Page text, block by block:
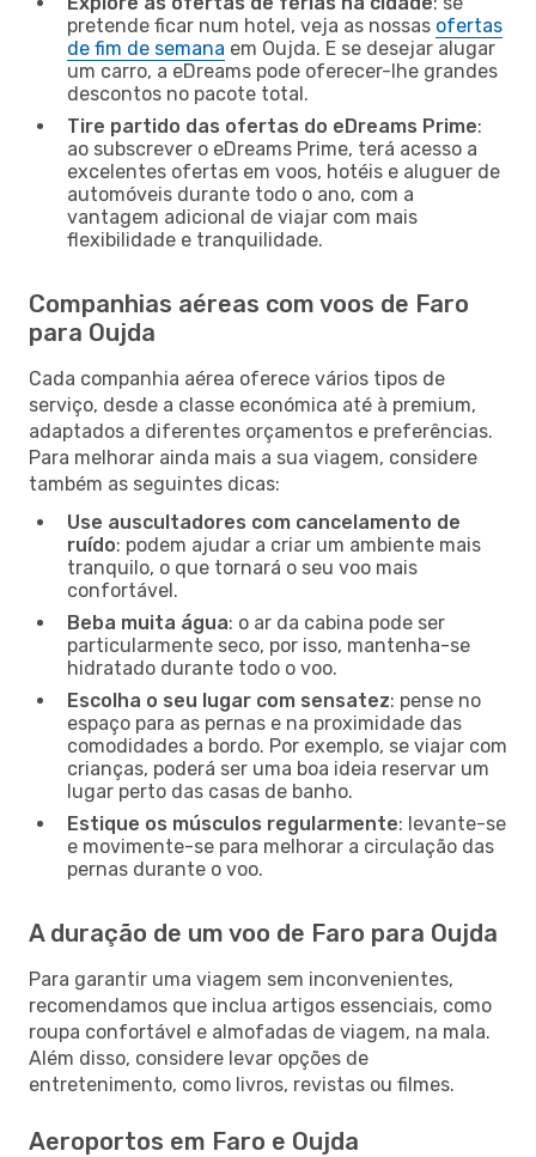
pretende ficar num hotel, veja as nossas ofertas
de fim de semana em Oujda. E se desejar alugar
um carro, a eDreams pode oferecer-lhe grandes
descontos no pacote total.
Tire partido das ofertas do eDreams Prime:
ao subscrever o eDreams Prime, terá acesso a
excelentes ofertas em voos, hotéis e aluguer de
automóveis durante todo o ano, com a
vantagem adicional de viajar com mais
flexibilidade e tranquilidade.
Companhias aéreas com voos de Faro
para Oujda
Cada companhia aérea oferece vários tipos de
serviço, desde a classe económica até à premium,
adaptados a diferentes orçamentos e preferências.
Para melhorar ainda mais a sua viagem, considere
também as seguintes dicas:
Use auscultadores com cancelamento de
ruído: podem ajudar a criar um ambiente mais
tranquilo, o que tornará o seu voo mais
confortável.
Beba muita água: o ar da cabina pode ser
particularmente seco, por isso, mantenha-se
hidratado durante todo o voo.
Escolha o seu lugar com sensatez: pense no
espaço para as pernas e na proximidade das
comodidades a bordo. Por exemplo, se viajar com
crianças, poderá ser uma boa ideia reservar um
lugar perto das casas de banho.
Estique os músculos regularmente: levante-se
e movimente-se para melhorar a circulação das
pernas durante o voo.
A duração de um voo de Faro para Oujda
Para garantir uma viagem sem inconvenientes,
recomendamos que inclua artigos essenciais, como
roupa confortável e almofadas de viagem, na mala.
Além disso, considere levar opções de
entretenimento, como livros, revistas ou filmes.
Aeroportos em Faro e Oujda